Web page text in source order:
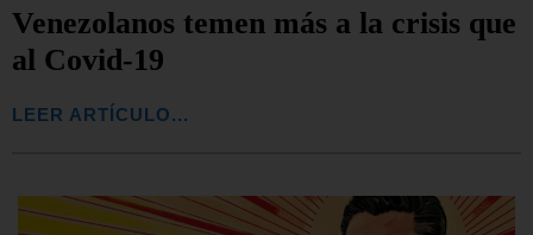
Venezolanos temen más a la crisis que
al Covid-19
LEER ARTÍCULO...